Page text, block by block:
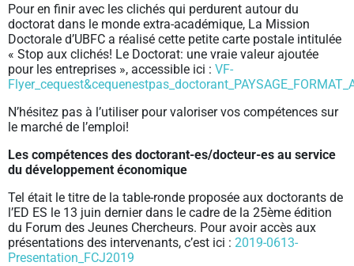
Pour en finir avec les clichés qui perdurent autour du
doctorat dans le monde extra-académique, La Mission
Doctorale d’UBFC a réalisé cette petite carte postale intitulée
« Stop aux clichés! Le Doctorat: une vraie valeur ajoutée
pour les entreprises », accessible ici : VF-
N’hésitez pas à l’utiliser pour valoriser vos compétences sur
le marché de l’emploi!
Les compétences des doctorant-es/docteur-es au service
du développement économique
Tel était le titre de la table-ronde proposée aux doctorants de
l’ED ES le 13 juin dernier dans le cadre de la 25ème édition
du Forum des Jeunes Chercheurs. Pour avoir accès aux
présentations des intervenants, c’est ici : 2019-0613-
Presentation_FCJ2019